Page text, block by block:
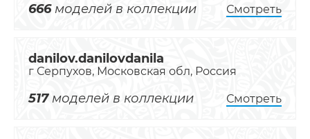
666моделей в коллекции Смотреть
danilov.danilovdanila
г Серпухов, Московская обл, Россия
517моделей в коллекции Смотреть